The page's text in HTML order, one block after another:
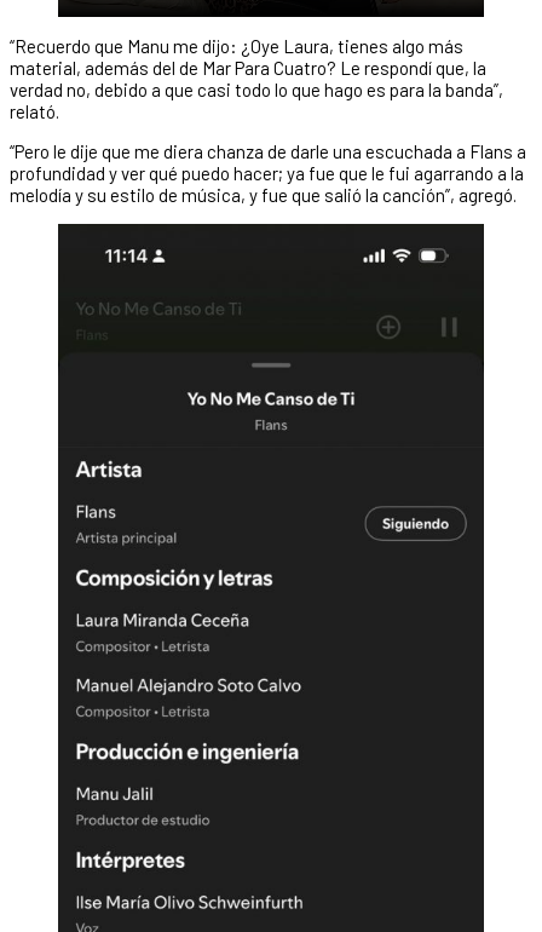
“Recuerdo que Manu me dijo: ¿Oye Laura, tienes algo más
material, además del de Mar Para Cuatro? Le respondí que, la
verdad no, debido a que casi todo lo que hago es para la banda”,
relató.
“Pero le dije que me diera chanza de darle una escuchada a Flans a
profundidad y ver qué puedo hacer; ya fue que le fui agarrando a la
melodía y su estilo de música, y fue que salió la canción”, agregó.